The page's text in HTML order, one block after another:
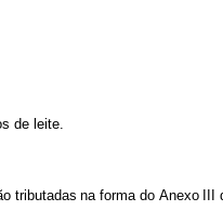
de eite.
tributadas na forma do Anexo III